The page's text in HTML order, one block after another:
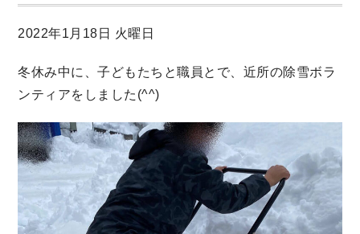
2022年1月18日 火曜日
冬休み中に、子どもたちと職員とで、近所の除雪ボラ
ンティアをしました(^^)